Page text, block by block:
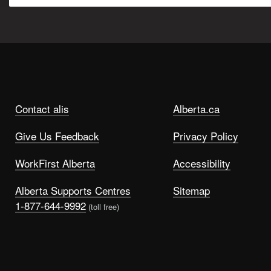
Contact alis
Give Us Feedback
WorkFirst Alberta
Alberta Supports Centres
1-877-644-9992 (toll free)
Alberta.ca
Privacy Policy
Accessibility
Sitemap